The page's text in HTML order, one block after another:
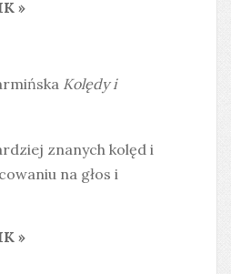
»
Kolędy i
znanych kolęd i
na głos i
»